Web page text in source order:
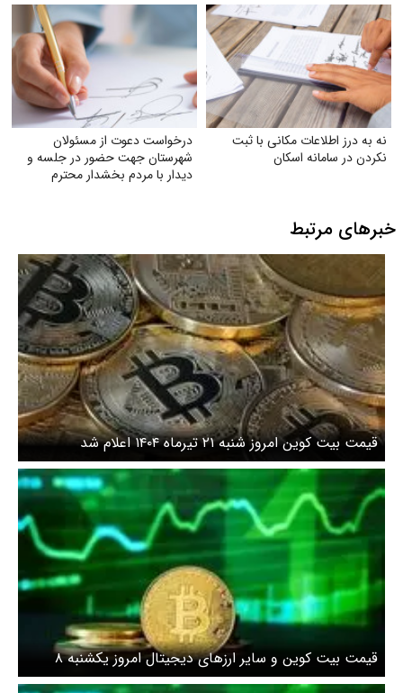
نه به درز اطلاعات مکانی با ثبت
نکردن در سامانه اسکان
درخواست دعوت از مسئولان
شهرستان جهت حضور در جلسه و
دیدار با مردم بخشدار محترم
خبرهای مرتبط
قیمت بیت کوین امروز شنبه ۲۱ تیرماه ۱۴۰۴ اعلام شد
قیمت بیت کوین و سایر ارزهای دیجیتال امروز یکشنبه ۸
تیرماه ۱۴۰۴ اعلام شد + جدول